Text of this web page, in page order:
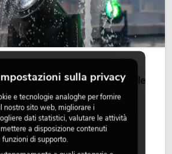
teste mobili resistenti alle
sono proiettori motorizzati per
impiegate in festival, feste
air, allestimenti architetturali e
all’esterno.
sulla privacy
e tecnologie analoghe per fornire
nostro sito web, migliorare i
dati statistici, valutare le attività
a disposizione contenuti
di supporto.